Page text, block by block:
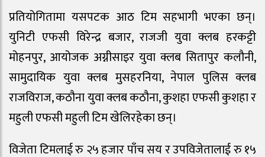
प्रतियोगितामा यसपटक आठ टिम सहभागी भएका छन्।
युनिटी एफसी विरेन्द्र बजार, राजजी युवा क्लब हरकट्टी
मोहनपुर, आयोजक अग्नीसाइर युवा क्लब सितापुर कलौनी,
सामुदायिक युवा क्लब मुसहरनिया, नेपाल पुलिस क्लब
राजविराज, कठौना युवा क्लब कठौना, कुशहा एफसी कुशहा र
महुली एफसी महुली टिम खेलिरहेका छन्।
विजेता टिमलाई रु २५ हजार पाँच सय र उपविजेतालाई रु १५